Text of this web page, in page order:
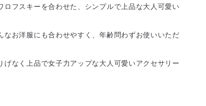
フスキーを合わせた、シンプルで上品な大人可愛い
お洋服にも合わせやすく、年齢問わずお使いいただ
なく上品で女子力アップな大人可愛いアクセサリー